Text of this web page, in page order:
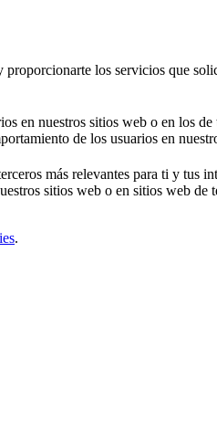
proporcionarte los servicios que
en nuestros sitios web o en los de
de los usuarios en
más relevantes para ti y tus
sitios web o en sitios web
.